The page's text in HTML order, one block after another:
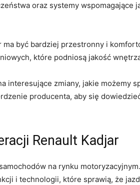
‍oraz systemy wspomagające
być‌ bardziej ‍przestronny i
które ​podniosą jakość
interesujące zmiany, jakie​ możemy
producenta, aby się
Renault Kadjar
na rynku
i⁤ technologii, ‌które sprawią, że